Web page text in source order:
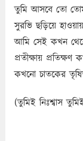
তুমি আসবে তো
সুরভি ছড়িয়ে
আমি সেই কখন
প্রতীক্ষায়
কখনো চাতকের
(তুমিই নিঃশ্বাস